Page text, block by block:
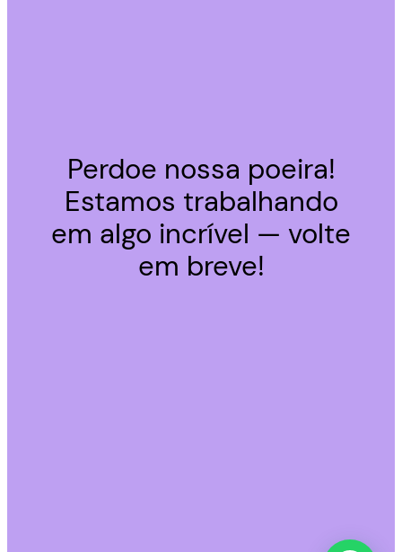
Perdoe nossa poeira!
Estamos trabalhando
em algo incrível — volte
em breve!